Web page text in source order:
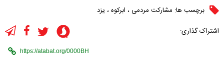
برچسب ها: مشارکت مردمی ، ابرکوه ، یزد
اشتراک گذاری: